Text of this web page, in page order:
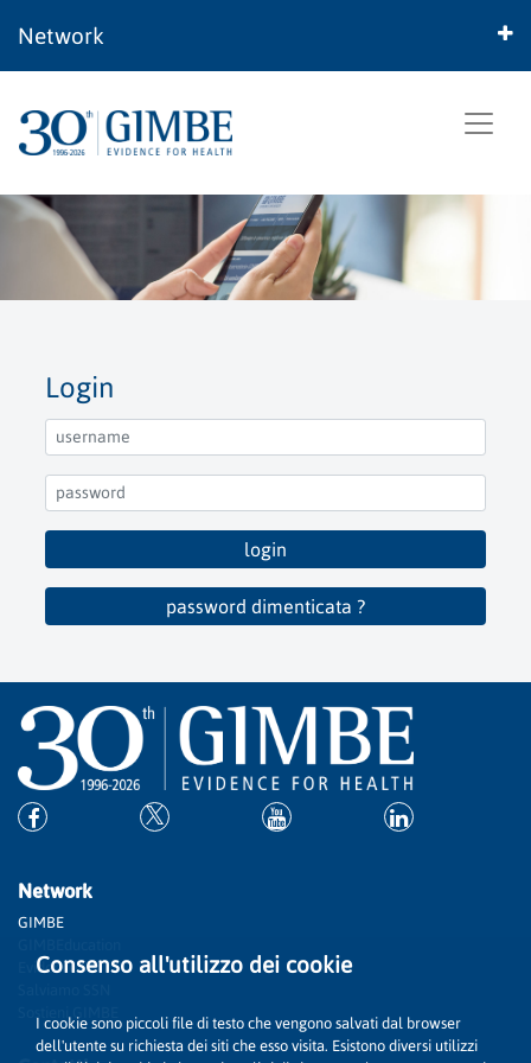
Network
Login
login
password dimenticata ?
Network
GIMBE
Evidence
Sostieni GIMBE
Consenso all'utilizzo dei cookie
I cookie sono piccoli file di testo che vengono salvati dal browser
dell'utente su richiesta dei siti che esso visita. Esistono diversi utilizzi